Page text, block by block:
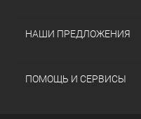
НАШИ ПРЕДЛОЖЕНИЯ
ПОМОЩЬ И СЕРВИСЫ